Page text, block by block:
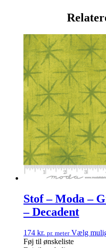
Stof – Moda –
– Decadent
174 kr. pr. meter Vælg
Føj til ønskeliste